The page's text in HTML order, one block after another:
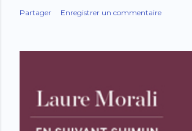
Partager Enregistrer un commentaire